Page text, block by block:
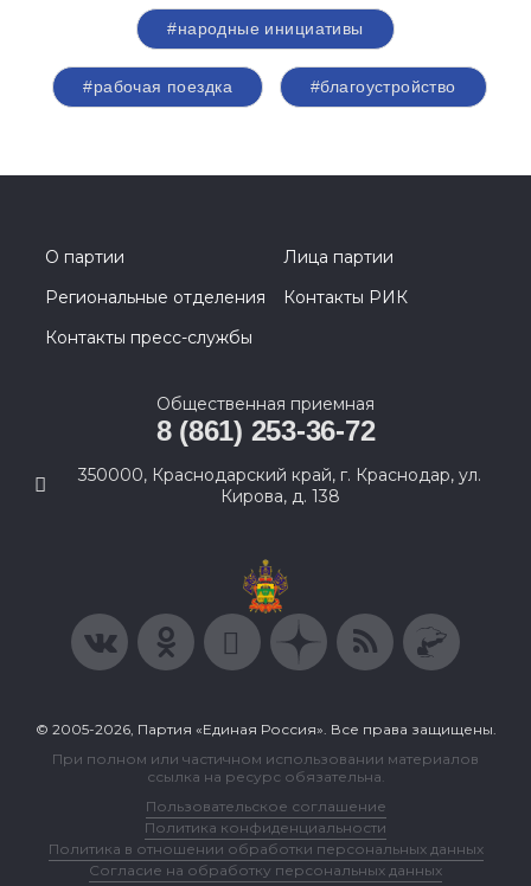
#народные инициативы
#рабочая поездка #благоустройство
О партии
Лица партии
Региональные отделения
Контакты РИК
Контакты пресс-службы
Общественная приемная
8 (861) 253-36-72
350000, Краснодарский край, г. Краснодар, ул.
Кирова, д. 138
© 2005-2026, Партия «Единая Россия». Все права защищены.
При полном или частичном использовании материалов
ссылка на ресурс обязательна.
Пользовательское соглашение
Политика конфиденциальности
Политика в отношении обработки персональных данных
Согласие на обработку персональных данных